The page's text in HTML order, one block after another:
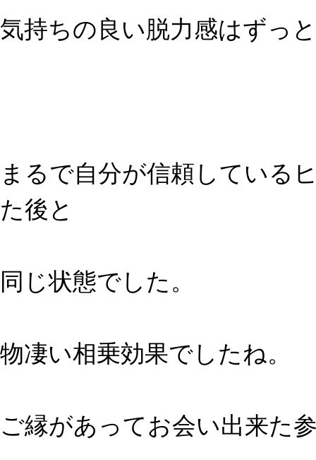
気持ちの良い脱力感はずっ
まるで自分が信頼している
た後と
同じ状態でした。
物凄い相乗効果でしたね。
ご縁があってお会い出来た